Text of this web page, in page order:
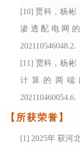
[10] 贾科，杨彬
渗透配电网
202110546048.2.
[11] 贾科，杨彬
计算的两端
202110460054.6.
【所获荣誉】
[1] 2025年 获河